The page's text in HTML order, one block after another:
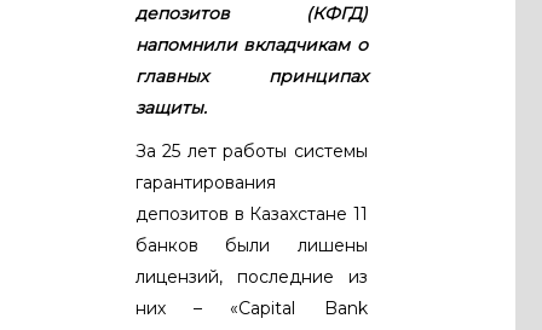
депозитов (КФГД)
напомнили вкладчикам о
главных принципах
защиты.
За 25 лет работы системы
гарантирования
депозитов в Казахстане 11
банков были лишены
лицензий, последние из
них – «Capital Bank